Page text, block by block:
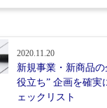
2020.11.20
新規事業・新商品
役立ち” 企画を確実
ェックリスト